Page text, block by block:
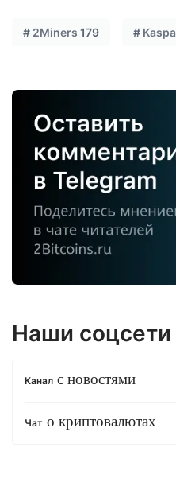
# 2Miners 179 # Kaspa
Наши соцсети
Канал с новостями
Чат о криптовалютах